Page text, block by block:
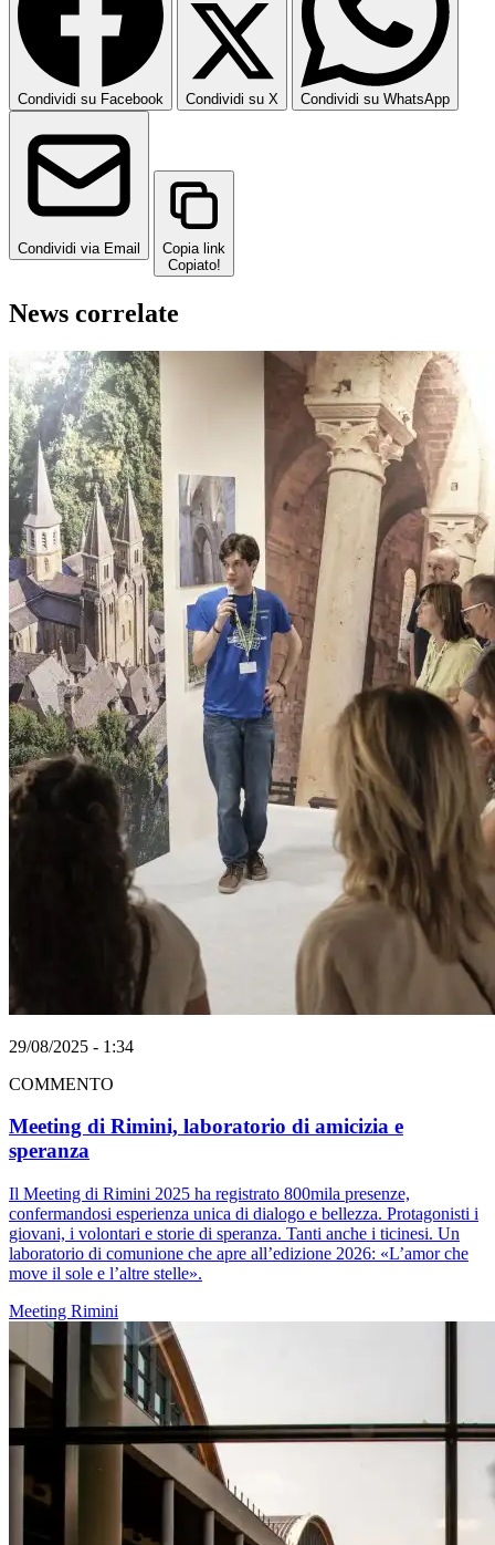
Condividi su Facebook Condividi su X Condividi su WhatsApp
Condividi via Email
Copia link
Copiato!
News correlate
29/08/2025 - 1:34
COMMENTO
Meeting di Rimini, laboratorio di amicizia e
speranza
Il Meeting di Rimini 2025 ha registrato 800mila presenze,
confermandosi esperienza unica di dialogo e bellezza. Protagonisti i
giovani, i volontari e storie di speranza. Tanti anche i ticinesi. Un
laboratorio di comunione che apre all’edizione 2026: «L’amor che
move il sole e l’altre stelle».
Meeting Rimini